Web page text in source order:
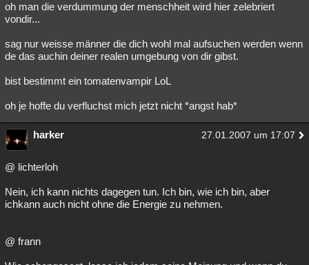
oh man die verdummung der menschheit wird hier zelebriert
vondir...
sag nur weisse männer die dich wohl mal aufsuchen werden wenn
de das auchin deiner realen umgebung von dir gibst.
bist bestimmt ein tomatenvampir LoL
oh je hoffe du verfluchst mich jetzt nicht *angst hab*
harker 27.01.2007 um 17:07
@ lichterloh
Nein, ich kann nichts dagegen tun. Ich bin, wie ich bin, aber
ichkann auch nicht ohne die Energie zu nehmen.
@ frann